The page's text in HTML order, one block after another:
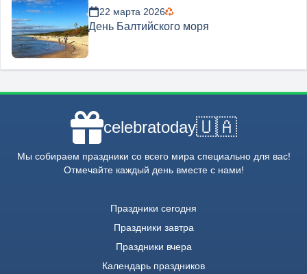
22 марта 2026
День Балтийского моря
celebratoday🇺🇦
Мы собираем праздники со всего мира специально для вас!
Отмечайте каждый день вместе с нами!
Праздники сегодня
Праздники завтра
Праздники вчера
Календарь праздников